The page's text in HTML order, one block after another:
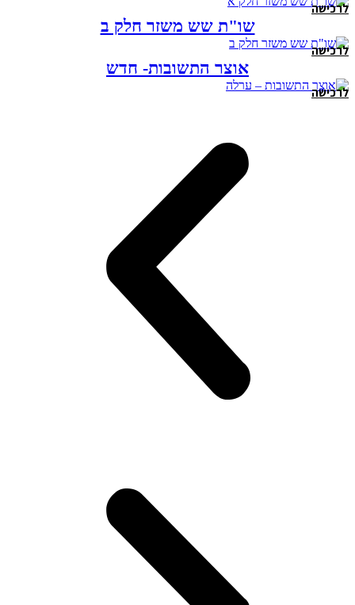
לרכישה
שו"ת שש משזר חלק ב
לרכישה
אוצר התשובות- חדש
לרכישה